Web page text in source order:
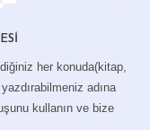
her konuda(kitap,
adına
kullanın ve bize